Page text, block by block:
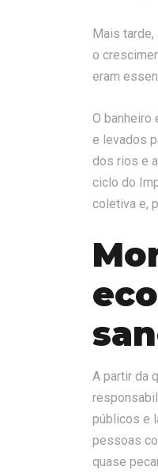
Mais
o
eram
O banheiro
e levados
dos rios e
ciclo do
coletiva e,
A partir da
públicos e
pessoas
quase